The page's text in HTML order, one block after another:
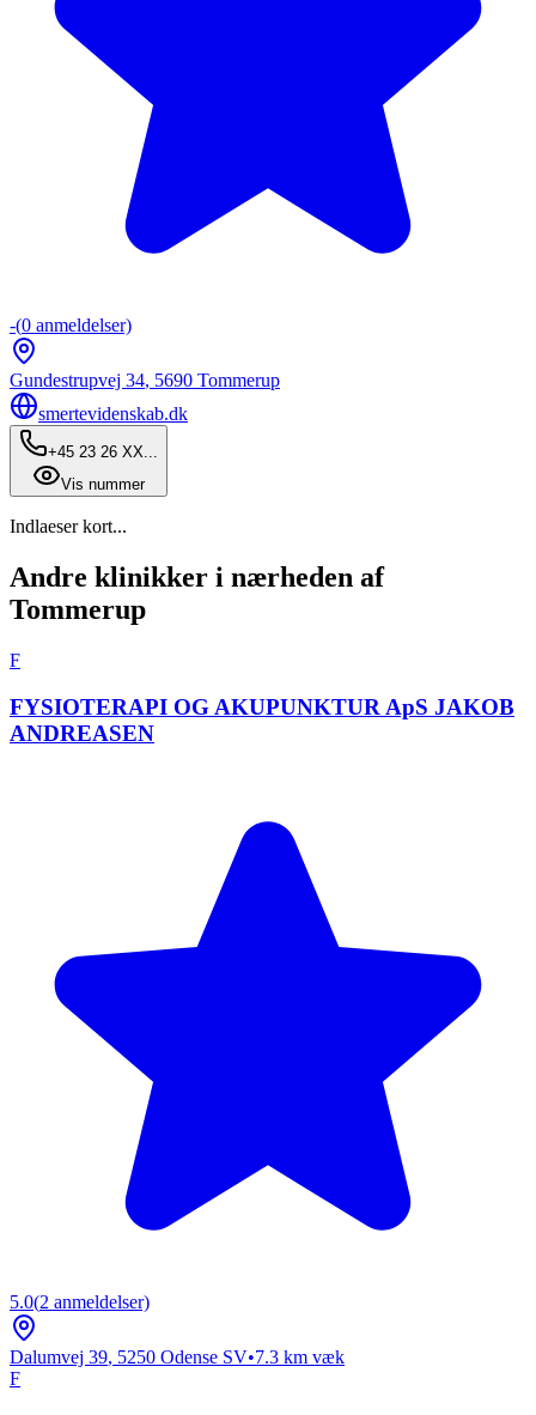
-(0 anmeldelser)
Gundestrupvej 34, 5690 Tommerup
smertevidenskab.dk
+45 23 26 XX...
Vis nummer
Indlaeser kort...
Andre klinikker i nærheden af
Tommerup
F
FYSIOTERAPI OG AKUPUNKTUR ApS JAKOB
ANDREASEN
5.0(2 anmeldelser)
Dalumvej 39, 5250 Odense SV•7.3 km væk
F